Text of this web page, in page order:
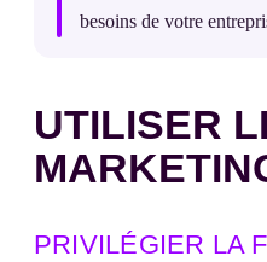
besoins de votre
UTILISER
PRIVILÉGIER LA